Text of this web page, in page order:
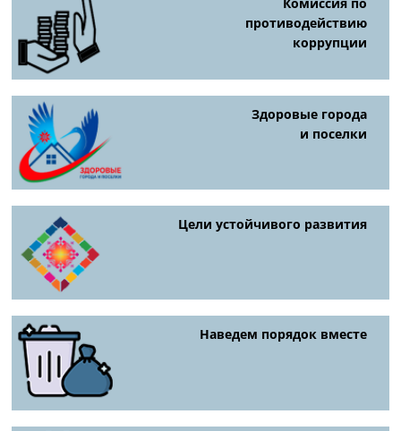
Комиссия по
противодействию
коррупции
Здоровые города
и поселки
Цели устойчивого развития
Наведем порядок вместе